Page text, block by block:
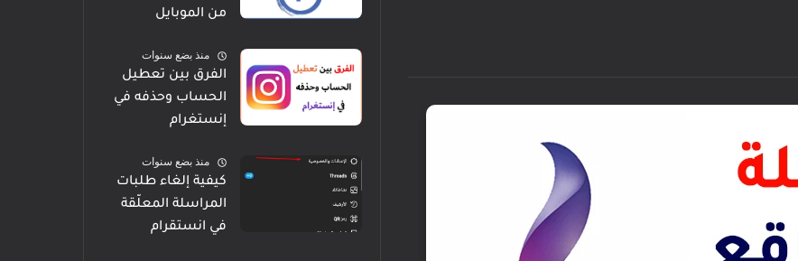
من الموبايل
منذ بضع سنوات
الفرق بين تعطيل
الحساب وحذفه في
إنستغرام
منذ بضع سنوات
كيفية إلغاء طلبات
المراسلة المعلّقة
في انستقرام